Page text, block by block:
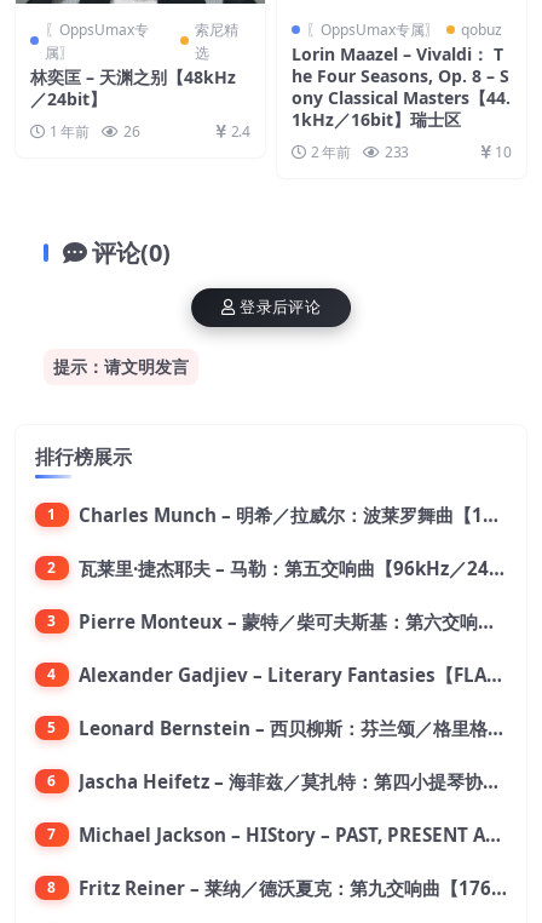
〖OppsUmax专
属〗
索尼精
选
林奕匡 – 天渊之别【48kHz
／24bit】
1 年前 26 2.4
〖OppsUmax专属〗 qobuz
Lorin Maazel – Vivaldi： T
he Four Seasons, Op. 8 – S
ony Classical Masters【44.
1kHz／16bit】瑞士区
2 年前 233 10
评论(0)
提示：请文明发言
登录后评论
排行榜展示
1 Charles Munch – 明希／拉威尔：波莱罗舞曲【176.4kHz／24bit】
2 瓦莱里·捷杰耶夫 – 马勒：第五交响曲【96kHz／24bit】
3 Pierre Monteux – 蒙特／柴可夫斯基：第六交响曲【176.4kHz／24bit】
4 Alexander Gadjiev – Literary Fantasies【FLAC 192】
5 Leonard Bernstein – 西贝柳斯：芬兰颂／格里格：培尔·金特组曲【44.1kHz／24bit】
6 Jascha Heifetz – 海菲兹／莫扎特：第四小提琴协奏曲，第五小提琴协奏曲《土耳其》／维瓦尔第：小提琴与大提琴协奏曲，RV 547【192kHz／24bit】
7 Michael Jackson – HIStory – PAST, PRESENT AND FUTURE – BOOK I【96kHz／24bit】
8 Fritz Reiner – 莱纳／德沃夏克：第九交响曲【176.4kHz／24bit】